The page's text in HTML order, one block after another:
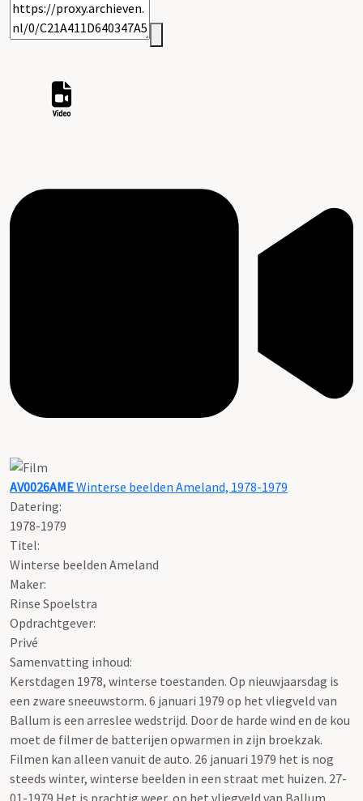
AV0026AMEWinterse beelden Ameland, 1978-1979
Datering:
1978-1979
Titel:
Winterse beelden Ameland
Maker:
Rinse Spoelstra
Opdrachtgever:
Privé
Samenvatting inhoud:
Kerstdagen 1978, winterse toestanden. Op nieuwjaarsdag is
een zware sneeuwstorm. 6 januari 1979 op het vliegveld van
Ballum is een arreslee wedstrijd. Door de harde wind en de kou
moet de filmer de batterijen opwarmen in zijn broekzak.
Filmen kan alleen vanuit de auto. 26 januari 1979 het is nog
steeds winter, winterse beelden in een straat met huizen. 27-